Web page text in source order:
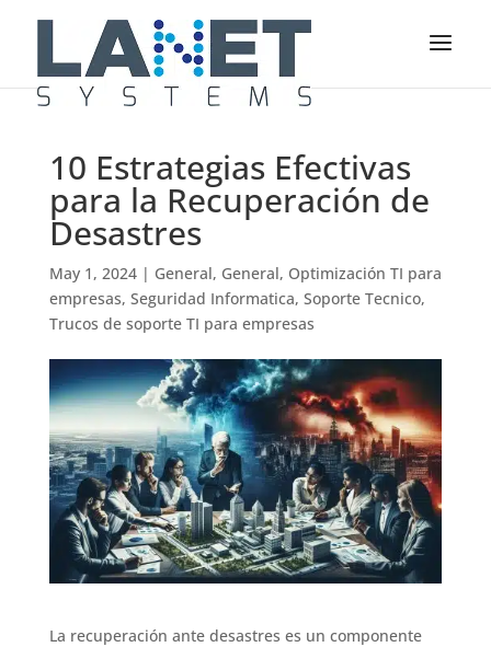
10 Estrategias Efectivas
para la Recuperación de
Desastres
May 1, 2024| General, General, Optimización TI para
empresas, Seguridad Informatica, Soporte Tecnico,
Trucos de soporte TI para empresas
La recuperación ante desastres es un componente